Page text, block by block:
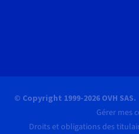
© Copyright 1999-2026 OVH SAS.
Gérer mes
Droits et obligations des